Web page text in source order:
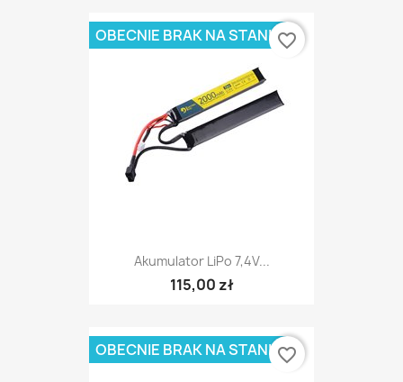
Akumulator LiPo 7,4V...
115,00 zł
OBECNIE BRAK NA STANIEfavorite_border
OBECNIE BRAK NA STANIEfavorite_border